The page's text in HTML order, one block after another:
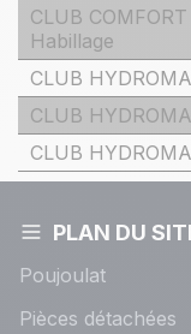
CLUB
Habillage
CLUB
CLUB
CLUB
PLAN DU
Poujoulat
Pièces détachées